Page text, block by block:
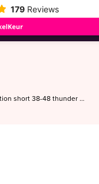
179 Reviews
Mey Emotion short 38-48 thunder grey